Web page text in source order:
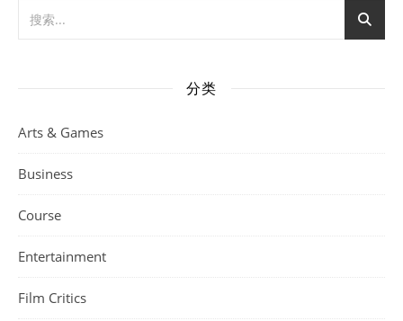
分类
Arts & Games
Business
Course
Entertainment
Film Critics